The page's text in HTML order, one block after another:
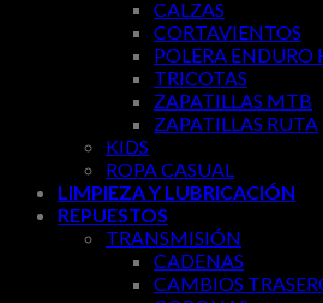
CALZAS
CORTAVIENTOS
POLERA ENDURO
TRICOTAS
ZAPATILLAS MTB
ZAPATILLAS RUTA
KIDS
ROPA CASUAL
LIMPIEZA Y LUBRICACIÓN
REPUESTOS
TRANSMISIÓN
CADENAS
CAMBIOS